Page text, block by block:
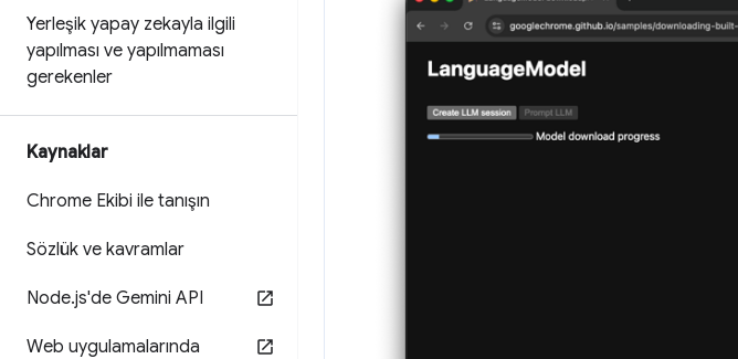
Yerleşik yapay zekayla ilgili
yapılması ve yapılmaması
gerekenler
Kaynaklar
Chrome Ekibi ile tanışın
Sözlük ve kavramlar
Node.js'de Gemini API
Web uygulamalarında